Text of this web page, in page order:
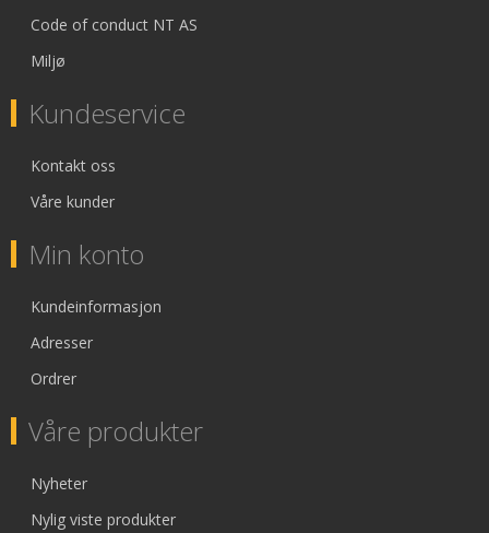
Code of conduct NT AS
Miljø
Kundeservice
Kontakt oss
Våre kunder
Min konto
Kundeinformasjon
Adresser
Ordrer
Våre produkter
Nyheter
Nylig viste produkter